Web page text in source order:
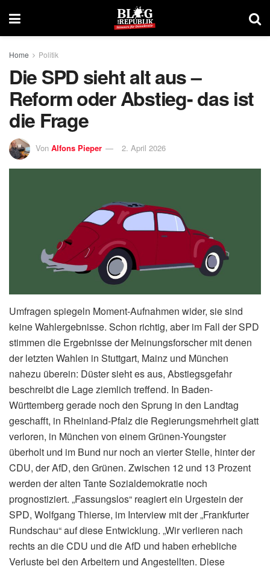
Home Politik
Die SPD sieht alt aus –
Reform oder Abstieg- das ist
die Frage
Von Alfons Pieper 2. April 2026
Umfragen spiegeln Moment-Aufnahmen wider, sie sind
keine Wahlergebnisse. Schon richtig, aber im Fall der SPD
stimmen die Ergebnisse der Meinungsforscher mit denen
der letzten Wahlen in Stuttgart, Mainz und München
nahezu überein: Düster sieht es aus, Abstiegsgefahr
beschreibt die Lage ziemlich treffend. In Baden-
Württemberg gerade noch den Sprung in den Landtag
geschafft, in Rheinland-Pfalz die Regierungsmehrheit glatt
verloren, in München von einem Grünen-Youngster
überholt und im Bund nur noch an vierter Stelle, hinter der
CDU, der AfD, den Grünen. Zwischen 12 und 13 Prozent
werden der alten Tante Sozialdemokratie noch
prognostiziert. „Fassungslos“ reagiert ein Urgestein der
SPD, Wolfgang Thierse, im Interview mit der „Frankfurter
Rundschau“ auf diese Entwicklung. „Wir verlieren nach
rechts an die CDU und die AfD und haben erhebliche
Verluste bei den Arbeitern und Angestellten. Diese